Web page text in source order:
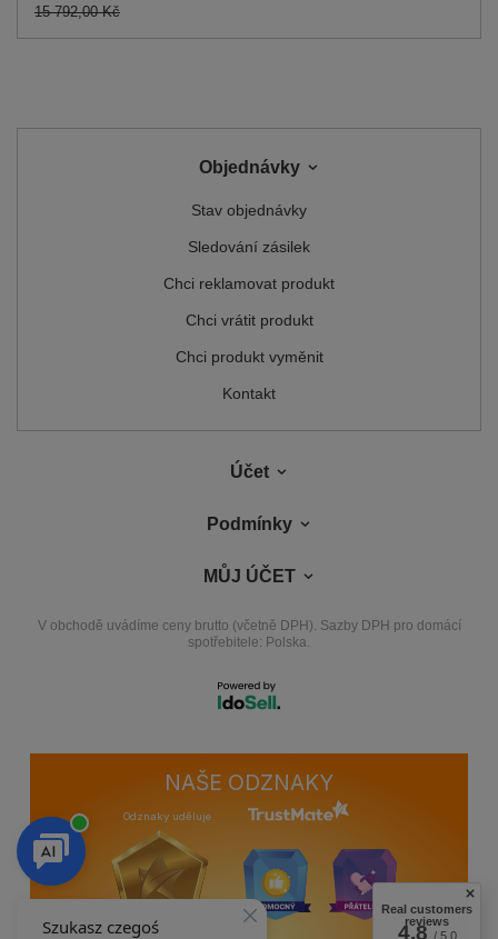
15 792,00 Kč
Objednávky
Stav objednávky
Sledování zásilek
Chci reklamovat produkt
Chci vrátit produkt
Chci produkt vyměnit
Kontakt
Účet
Podmínky
MŮJ ÚČET
V obchodě uvádíme ceny brutto (včetně DPH). Sazby DPH pro domácí
spotřebitele: Polska.
NAŠE ODZNAKY
Odznaky uděluje
Real customers
reviews
4.8/ 5.0